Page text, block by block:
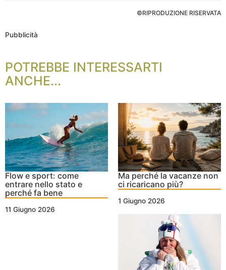
©RIPRODUZIONE RISERVATA
Pubblicità
POTREBBE INTERESSARTI
ANCHE...
Flow e sport: come
entrare nello stato e
perché fa bene
11 Giugno 2026
Ma perché la vacanze non
ci ricaricano più?
1 Giugno 2026